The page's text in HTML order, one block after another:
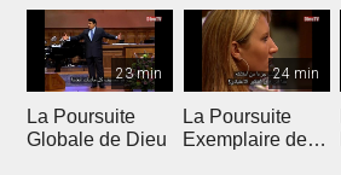
23 min
La Poursuite
Globale de Dieu
24 min
La Poursuite
Exemplaire de